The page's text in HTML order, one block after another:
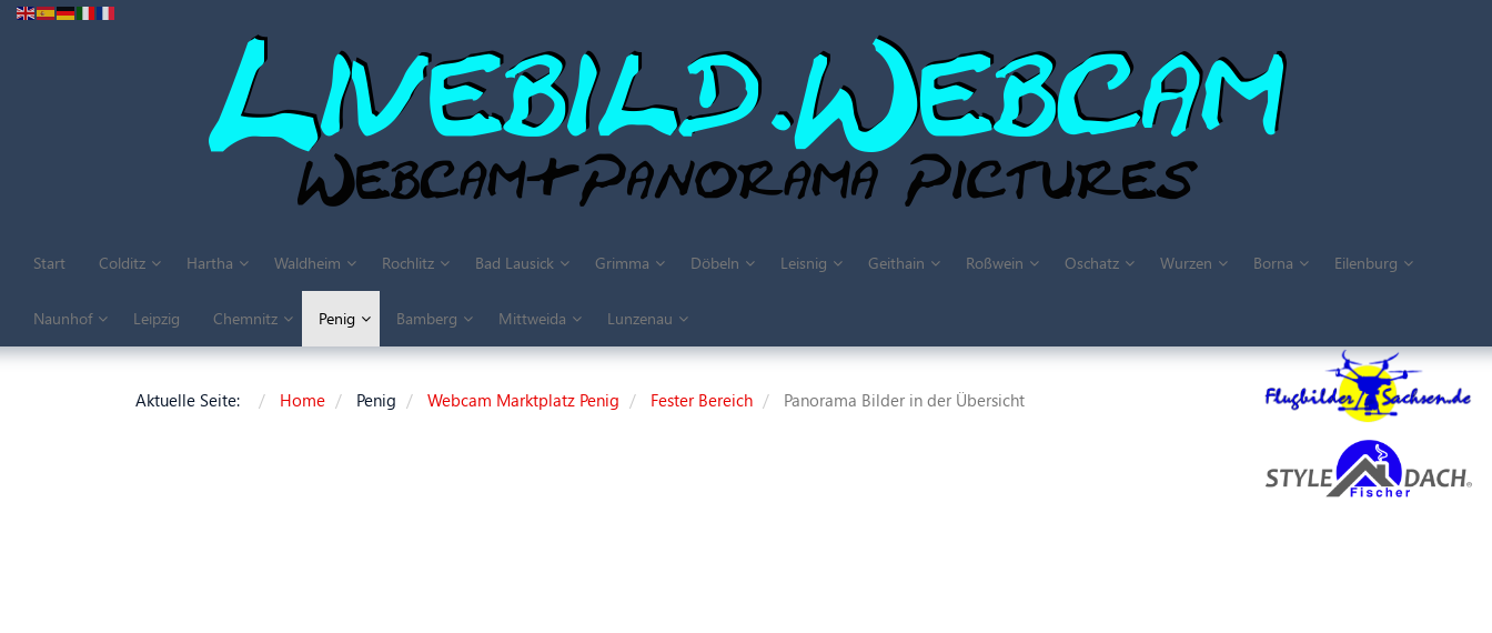
Start Colditz Hartha Waldheim Rochlitz Bad Lausick Grimma Döbeln Leisnig Geithain Roßwein Oschatz Wurzen Borna Eilenburg
Naunhof Leipzig Chemnitz Penig Bamberg Mittweida Lunzenau
Aktuelle Seite: Home Penig Webcam Marktplatz Penig Fester Bereich Panorama Bilder in der Übersicht